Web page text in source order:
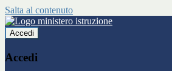
Salta al contenuto
Accedi
Accedi